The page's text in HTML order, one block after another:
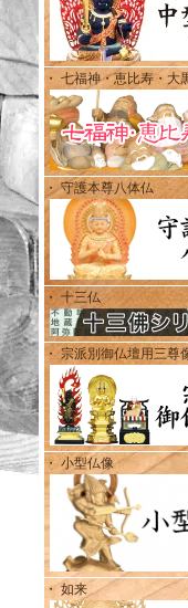
・ 七福神・恵比寿・
・ 守護本尊八体仏
・ 十三仏
・ 宗派別御仏壇用三尊
・ 小型仏像
・ 如来